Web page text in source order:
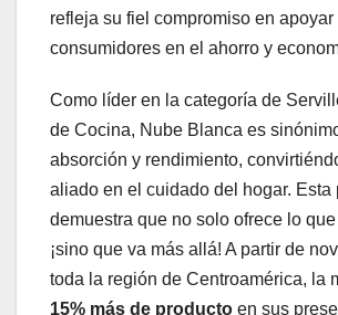
refleja su fiel compromiso en apoyar
consumidores en el ahorro y
Como líder en la categoría de
de Cocina, Nube Blanca es
absorción y rendimiento,
aliado en el cuidado del hogar. Esta
demuestra que no solo ofrece lo
¡sino que va más allá! A partir de
toda la región de Centroamérica, la
15% más de producto en sus